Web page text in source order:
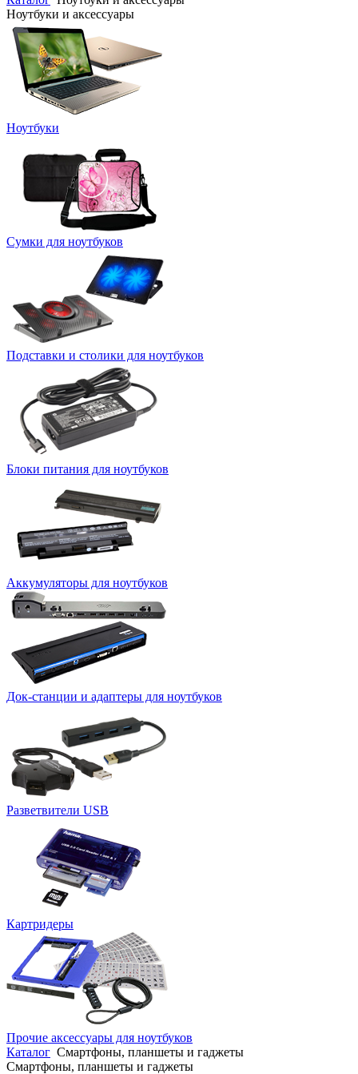
Ноутбуки и аксессуары
Ноутбуки
Сумки для ноутбуков
Подставки и столики для ноутбуков
Блоки питания для ноутбуков
Аккумуляторы для ноутбуков
Док-станции и адаптеры для ноутбуков
Разветвители USB
Картридеры
Прочие аксессуары для ноутбуков
Каталог Смартфоны, планшеты и гаджеты
Смартфоны, планшеты и гаджеты